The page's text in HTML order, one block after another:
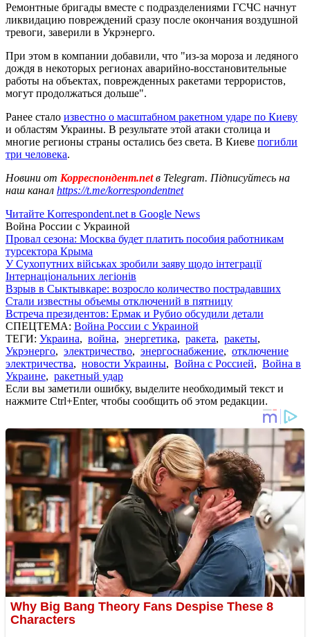
Ремонтные бригады вместе с подразделениями ГСЧС начнут
ликвидацию повреждений сразу после окончания воздушной
тревоги, заверили в Укрэнерго.
При этом в компании добавили, что "из-за мороза и ледяного
дождя в некоторых регионах аварийно-восстановительные
работы на объектах, поврежденных ракетами террористов,
могут продолжаться дольше".
Ранее стало известно о масштабном ракетном ударе по Киеву
и областям Украины. В результате этой атаки столица и
многие регионы страны остались без света. В Киеве погибли
три человека.
Новини от Корреспондент.netв Telegram. Підписуйтесь на
наш канал https://t.me/korrespondentnet
Читайте Korrespondent.net в Google News
Война России с Украиной
Провал сезона: Москва будет платить пособия работникам
турсектора Крыма
У Сухопутних військах зробили заяву щодо інтеграції
Інтернаціональних легіонів
Взрыв в Сыктывкаре: возросло количество пострадавших
Стали известны объемы отключений в пятницу
Встреча президентов: Ермак и Рубио обсудили детали
СПЕЦТЕМА: Война России с Украиной
ТЕГИ: Украина, война, энергетика, ракета, ракеты,
Укрэнерго, электричество, энергоснабжение, отключение
электричества, новости Украины, Война с Россией, Война в
Украине, ракетный удар
Если вы заметили ошибку, выделите необходимый текст и
нажмите Ctrl+Enter, чтобы сообщить об этом редакции.